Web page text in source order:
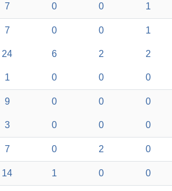
7 0 0 1
7 0 0 1
24 6 2 2
1 0 0 0
9 0 0 0
3 0 0 0
7 0 2 0
14 1 0 0